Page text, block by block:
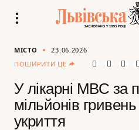
МІСТО
23.06.2026
ПОШИРИТИ ЦЕ
У лікарні МВС за
мільйонів
укриття